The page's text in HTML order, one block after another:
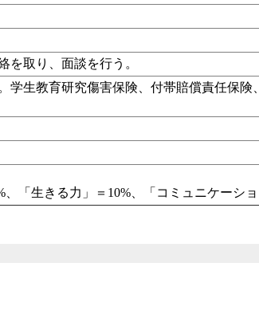
を取り、面談を行う。
学生教育研究傷害保険、付帯賠償責任保険
、「生きる力」＝10%、「コミュニケーシ